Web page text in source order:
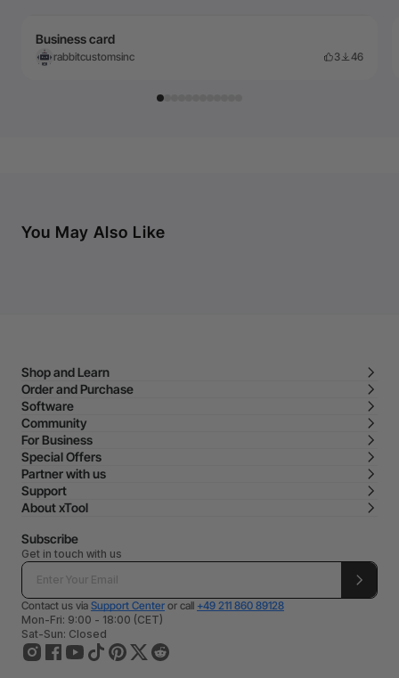
Business card
rabbitcustomsinc 3 46
You May Also Like
Shop and Learn
Order and Purchase
Software
Community
For Business
Special Offers
Partner with us
Support
About xTool
Subscribe
Get in touch with us
Contact us via Support Center or call +49 211 860 89128
Mon-Fri: 9:00 - 18:00 (CET)
Sat-Sun: Closed